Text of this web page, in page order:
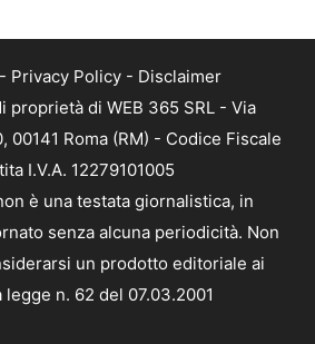
- Privacy Policy- Disclaimer
proprietà di WEB 365 SRL - Via
00141 Roma (RM) - Codice Fiscale
I.V.A. 12279101005
è una testata giornalistica, in
senza alcuna periodicità. Non
un prodotto editoriale ai
legge n. 62 del 07.03.2001